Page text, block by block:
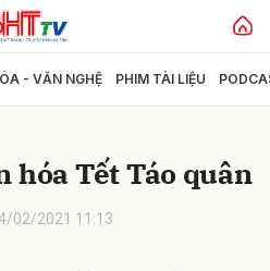
- VĂN NGHỆ PHIM TÀI LIỆU
hóa Tết Táo quân
02/2021 11:13